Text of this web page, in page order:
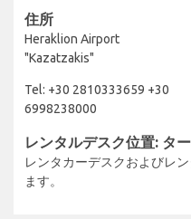
住所
Heraklion Airport
"Kazatzakis"
Tel: +30 2810333659 +30
6998238000
レンタルデスク位置: タ
レンタカーデスクおよびレ
ます。